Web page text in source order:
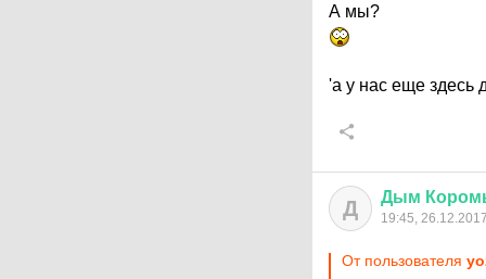
А мы?
'а у нас еще здесь
Д Дым
19:45, 26.12.2017
От пользователя